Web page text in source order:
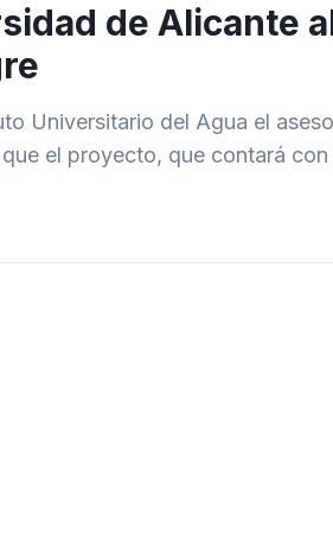
de Alicante
Universitario del Agua el
el proyecto, que contará